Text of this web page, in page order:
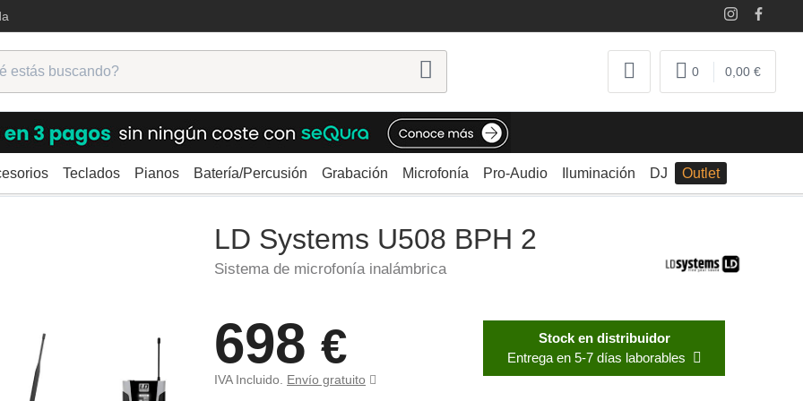
0 0,00 €
Teclados Pianos Batería/Percusión Grabación Microfonía Pro-Audio Iluminación DJ Outlet
LD Systems U508 BPH 2
LD Systems U508 BPH 2
Sistema de microfonía inalámbrica
698 €
IVA Incluido. Envío gratuito
Stock en distribuidor
Entrega en 5-7 días laborables